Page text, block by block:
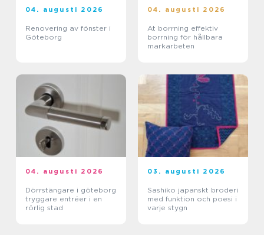
04. augusti 2026
Renovering av fönster i
Göteborg
04. augusti 2026
At borrning effektiv
borrning för hållbara
markarbeten
04. augusti 2026
Dörrstängare i göteborg
tryggare entréer i en
rörlig stad
03. augusti 2026
Sashiko japanskt broderi
med funktion och poesi i
varje stygn